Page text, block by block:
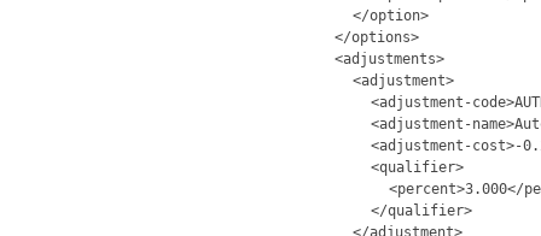
</option>
</options>
<adjustments>
<adjustment>
<adjustment-
<adjustment-
<adjustment-cost>-
<qualifier>
<percent>3.000</
</qualifier>
</adjustment>